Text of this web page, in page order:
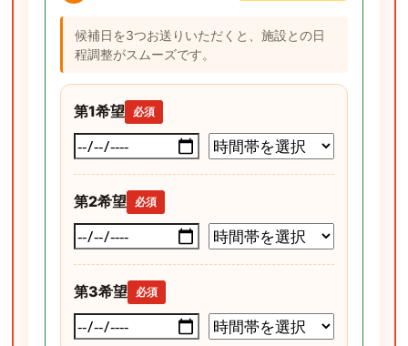
候補日を3つお送りいただくと、施設との日
程調整がスムーズです。
第1希望 必須
第2希望 必須
第3希望 必須